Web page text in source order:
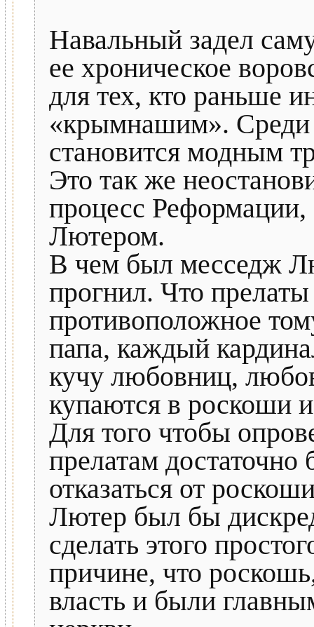
Навальный задел
ее хроническое
для тех, кто раньше
«крымнашим». Среди
становится модным
Это так же
процесс
Лютером.
В чем был месседж
прогнил. Что
противоположное
папа, каждый
кучу любовниц,
купаются в роскоши
Для того чтобы
прелатам
отказаться от
Лютер был бы
сделать этого
причине, что
власть и были